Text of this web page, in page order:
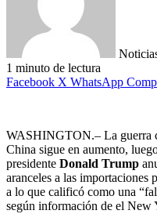
1 minuto de lectura
Facebook X WhatsApp
WASHINGTON.– La guerra
China sigue en aumento,
presidente Donald Trump
aranceles a las importaciones
a lo que calificó como una
según información de el New